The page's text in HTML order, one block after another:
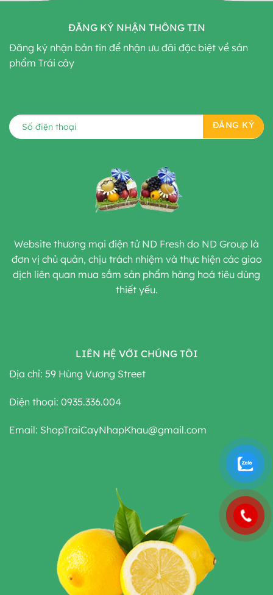
ĐĂNG KÝ NHẬN THÔNG TIN
Đăng ký nhận bản tin để nhận ưu đãi đặc biệt về sản
phẩm Trái cây
Website thương mại điện tử ND Fresh do ND Group là
đơn vị chủ quản, chịu trách nhiệm và thực hiện các giao
dịch liên quan mua sắm sản phẩm hàng hoá tiêu dùng
thiết yếu.
LIÊN HỆ VỚI CHÚNG TÔI
Địa chỉ: 59 Hùng Vương Street
Điện thoại: 0935.336.004
Email: ShopTraiCayNhapKhau@gmail.com